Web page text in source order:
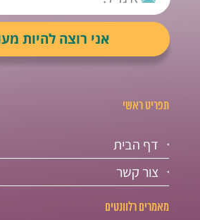
תפריט ראשי
דף הבית
צור קשר
מאמרים רלוונטים